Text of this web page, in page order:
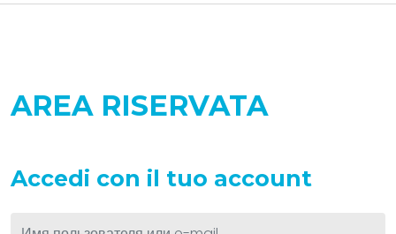
AREA RISERVATA
Accedi con il tuo account
Войти